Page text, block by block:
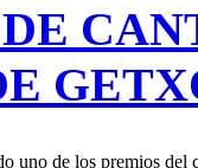
uno de los premios